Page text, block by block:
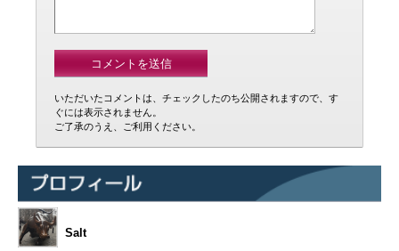
いただいたコメントは、チェックしたのち公開されますので、す
ぐには表示されません。
ご了承のうえ、ご利用ください。
Salt